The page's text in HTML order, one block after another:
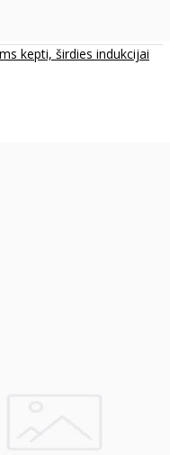
kepti, širdies indukcijai